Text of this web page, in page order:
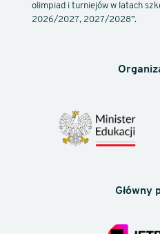
olimpiad i turniejów w latach
2026/2027, 2027/2028”.
Główny